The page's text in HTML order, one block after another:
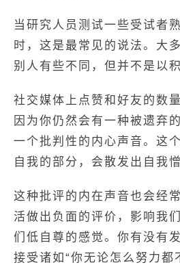
当研究人员测试一些受试者
时，这是最常见的说法。大
别人有些不同，但并不是以
社交媒体上点赞和好友的数
因为你仍然会有一种被遗弃
一个批判性的内心声音。这
自我的部分，会散发出自我
这种批评的内在声音也会经
活做出负面的评价，影响我
们低自尊的感觉。你有没有
接受诸如“你无论怎么努力都